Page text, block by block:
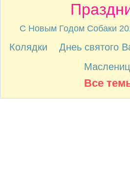
С Новым Годом Собаки
Колядки
Днеь святого
Все